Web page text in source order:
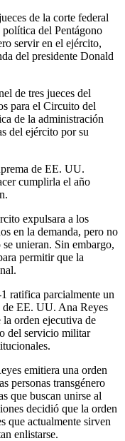
de la corte federal
del Pentágono
servir en el ejército,
del presidente Donald
de tres jueces del
para el Circuito del
de la administración
del ejército por su
de EE. UU.
cumplirla el año
expulsara a los
en la demanda, pero no
unieran. Sin embargo,
permitir que la
ratifica parcialmente un
EE. UU. Ana Reyes
orden ejecutiva de
del servicio militar
emitiera una orden
personas transgénero
que buscan unirse al
decidió que la orden
que actualmente sirven
enlistarse.